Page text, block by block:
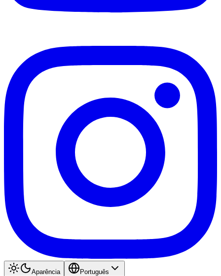
Aparência
Português